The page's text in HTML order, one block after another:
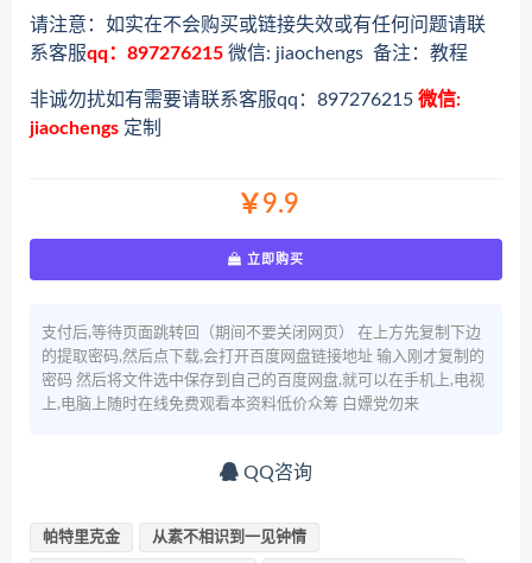
请注意：如实在不会购买或链接失效或有任何问题请联
系客服qq：897276215 微信: jiaochengs 备注：教程
非诚勿扰如有需要请联系客服qq：897276215 微信:
jiaochengs 定制
￥9.9
立即购买
支付后,等待页面跳转回（期间不要关闭网页） 在上方先复制下边
的提取密码,然后点下载,会打开百度网盘链接地址 输入刚才复制的
密码 然后将文件选中保存到自己的百度网盘,就可以在手机上,电视
上,电脑上随时在线免费观看本资料低价众筹 白嫖党勿来
QQ咨询
帕特里克金 从素不相识到一见钟情